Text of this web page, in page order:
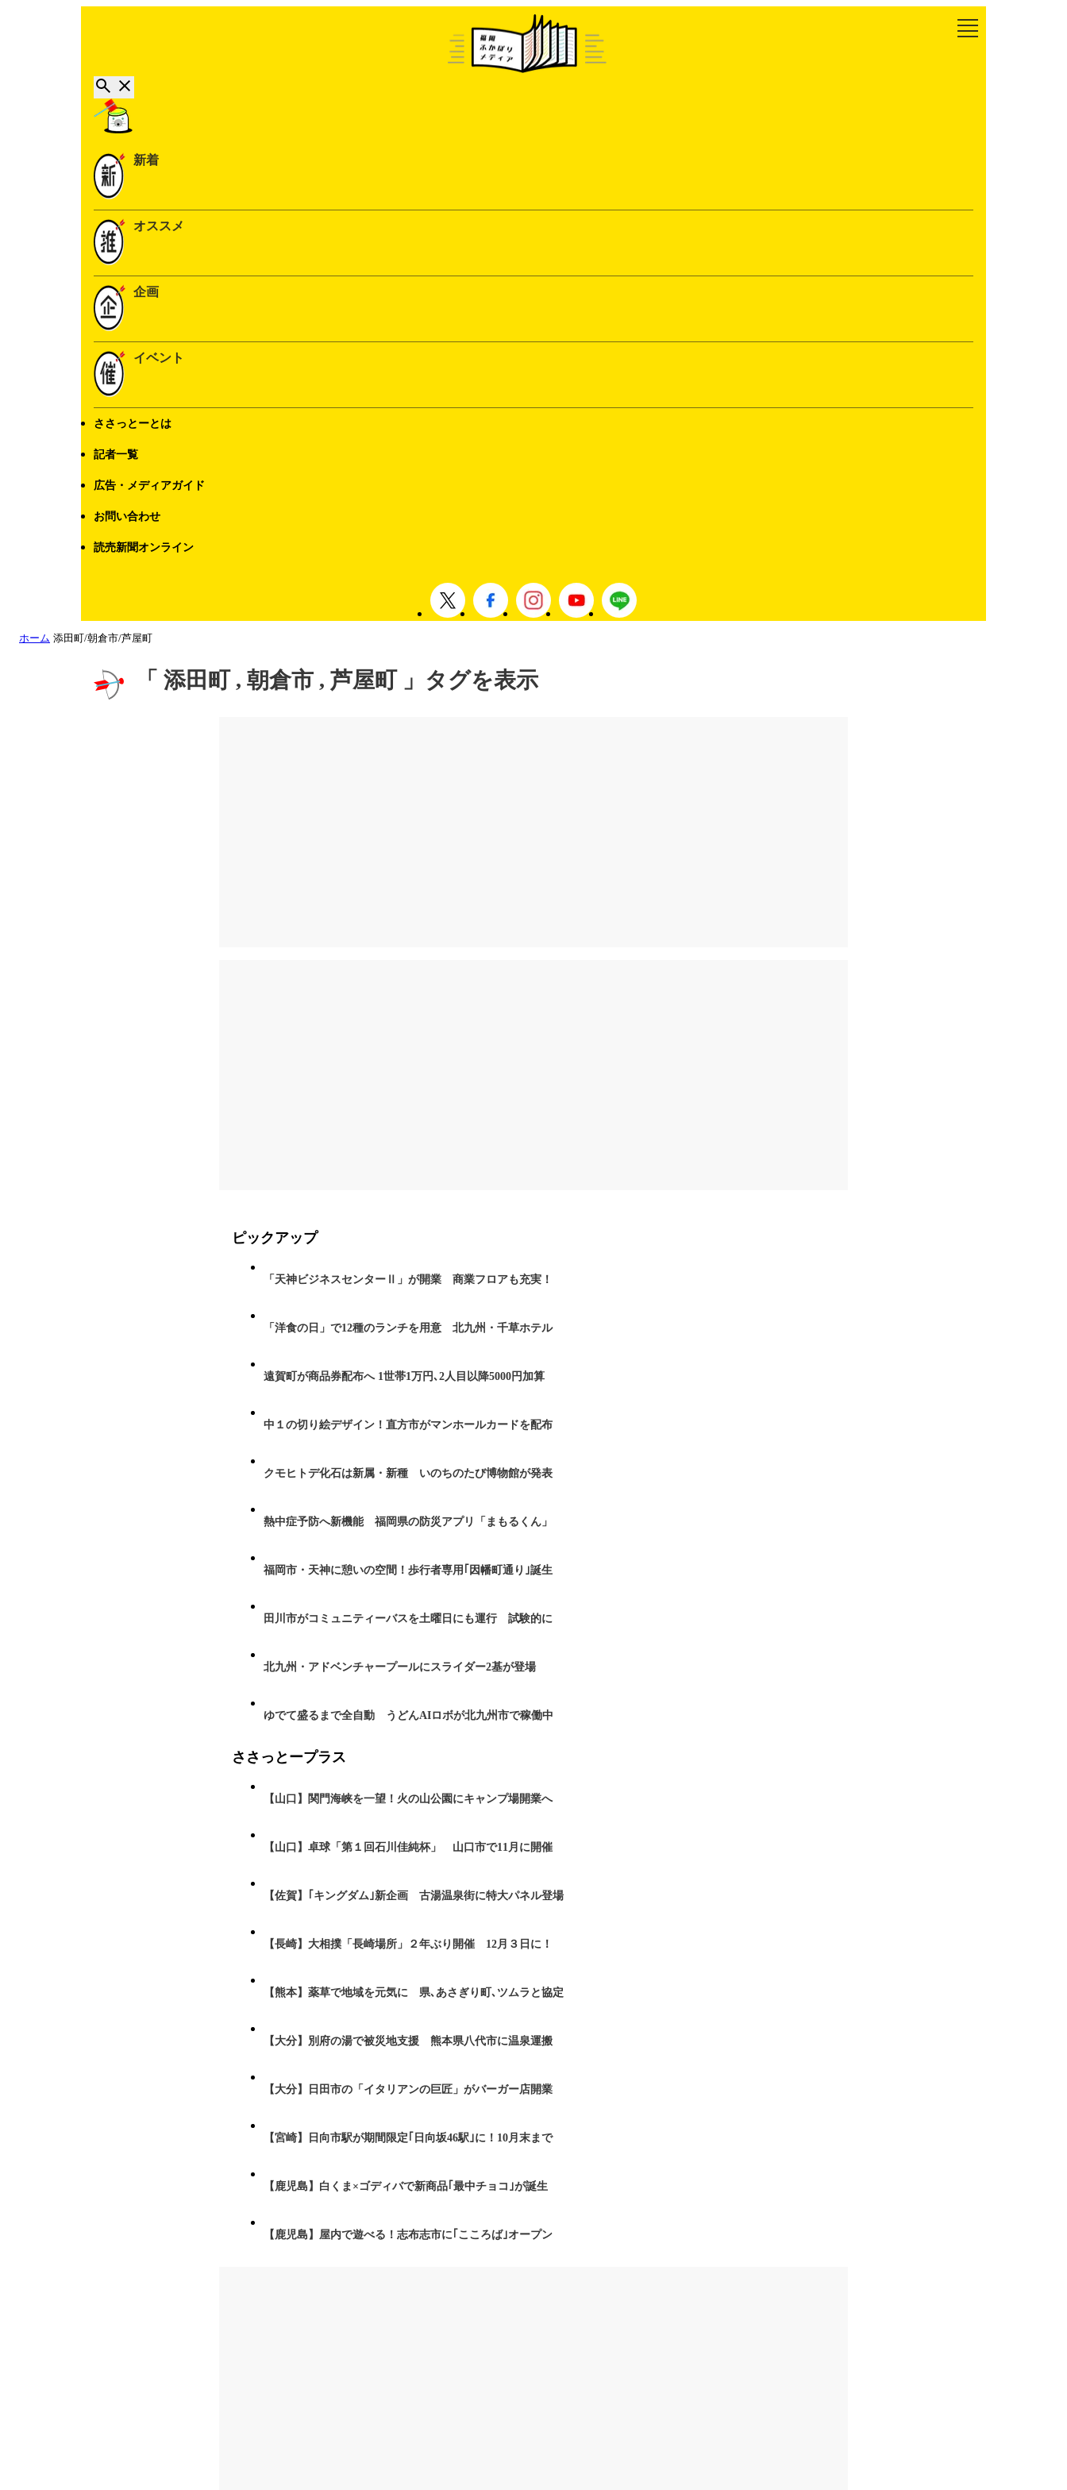
新着
オススメ
企画
イベント
ささっとーとは
記者一覧
広告・メディアガイド
お問い合わせ
読売新聞オンライン
ホーム 添田町/朝倉市/芦屋町
「 添田町 , 朝倉市 , 芦屋町 」タグを表示
ピックアップ
「天神ビジネスセンターⅡ」が開業 商業フロアも充実！
「洋食の日」で12種のランチを用意 北九州・千草ホテル
遠賀町が商品券配布へ 1世帯1万円､2人目以降5000円加算
中１の切り絵デザイン！直方市がマンホールカードを配布
クモヒトデ化石は新属・新種 いのちのたび博物館が発表
熱中症予防へ新機能 福岡県の防災アプリ「まもるくん」
福岡市・天神に憩いの空間！歩行者専用｢因幡町通り｣誕生
田川市がコミュニティーバスを土曜日にも運行 試験的に
北九州・アドベンチャープールにスライダー2基が登場
ゆでて盛るまで全自動 うどんAIロボが北九州市で稼働中
ささっとープラス
【山口】関門海峡を一望！火の山公園にキャンプ場開業へ
【山口】卓球「第１回石川佳純杯」 山口市で11月に開催
【佐賀】｢キングダム｣新企画 古湯温泉街に特大パネル登場
【長崎】大相撲「長崎場所」２年ぶり開催 12月３日に！
【熊本】薬草で地域を元気に 県､あさぎり町､ツムラと協定
【大分】別府の湯で被災地支援 熊本県八代市に温泉運搬
【大分】日田市の「イタリアンの巨匠」がバーガー店開業
【宮崎】日向市駅が期間限定｢日向坂46駅｣に！10月末まで
【鹿児島】白くま×ゴディバで新商品｢最中チョコ｣が誕生
【鹿児島】屋内で遊べる！志布志市に｢こころば｣オープン